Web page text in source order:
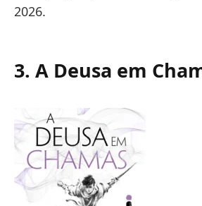
2026.
3. A Deusa em